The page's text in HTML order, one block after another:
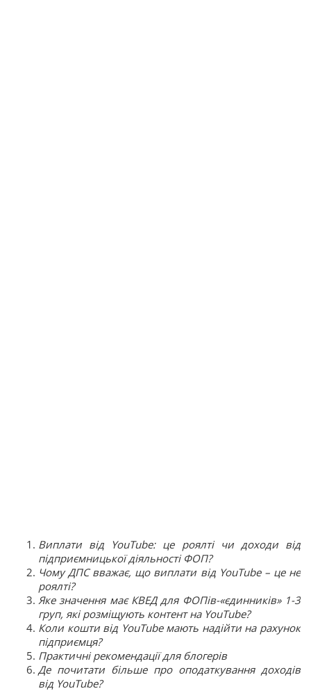
Виплати від YouTube: це роялті чи доходи від
підприємницької діяльності ФОП?
Чому ДПС вважає, що виплати від YouTube – це не
роялті?
Яке значення має КВЕД для ФОПів-«єдинників» 1-3
груп, які розміщують контент на YouTube?
Коли кошти від YouTube мають надійти на рахунок
підприємця?
Практичні рекомендації для блогерів
Де почитати більше про оподаткування доходів
від YouTube?